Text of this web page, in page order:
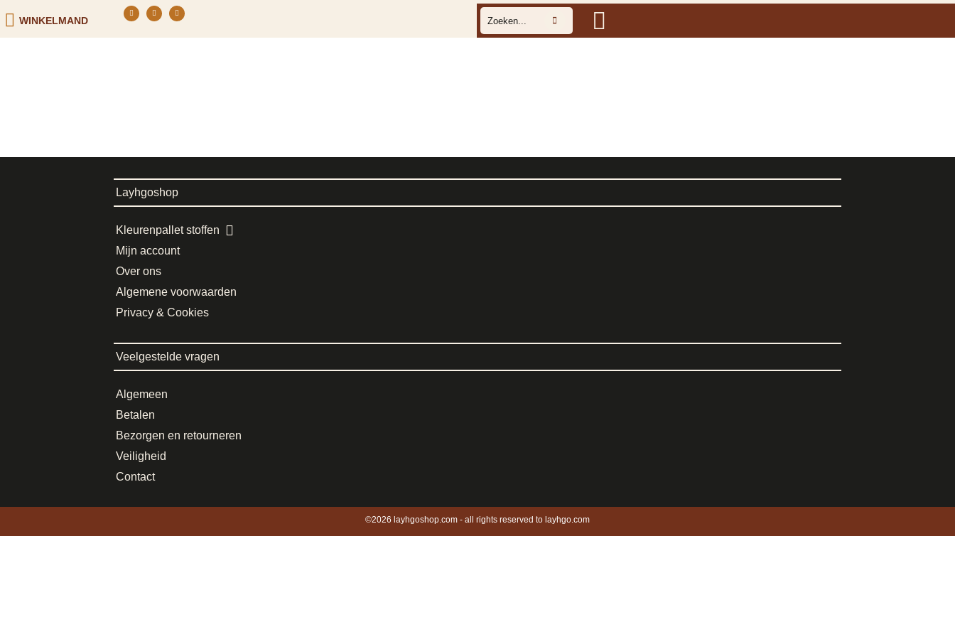
WINKELMAND
Layhgoshop
Kleurenpallet stoffen
Mijn account
Over ons
Algemene voorwaarden
Privacy & Cookies
Veelgestelde vragen
Algemeen
Betalen
Bezorgen en retourneren
Veiligheid
Contact
©2026 layhgoshop.com - all rights reserved to layhgo.com